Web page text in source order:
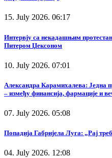
15. July 2026. 06:17
Интервју са некадашњим
Питером Џексоном
10. July 2026. 07:01
Александра Карамихалева: Једна
– између финансија, фармације и
07. July 2026. 05:08
Попадија Габријела Луга: „Рај
04. July 2026. 12:08